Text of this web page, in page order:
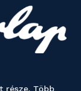
része. Több